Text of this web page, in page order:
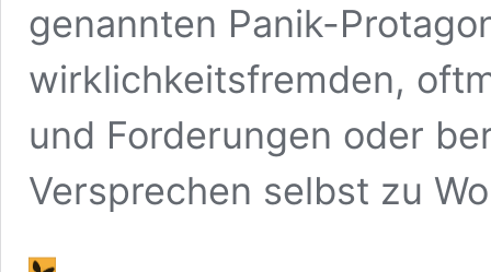
genannten Panik-
wirklichkeitsfremden,
und Forderungen oder
Versprechen selbst zu